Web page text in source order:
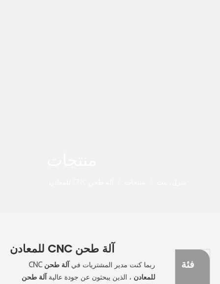
آلة طحن CNC للمعادن
ربما كنت مدير المشتريات في
آلة طحن CNC
للمعادن ، الذين يبحثون عن جودة عاليةآلة طحن
فئة